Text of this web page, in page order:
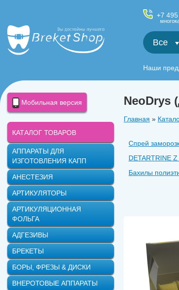
+7
Все
Наши
NeoDrys
Главная »
Спрей
DETARTRINE Z
Бахилы
NeoDrys
Мобильная версия
КАТАЛОГ ТОВАРОВ
АППАРАТЫ ДЛЯ
ИЗГОТОВЛЕНИЯ КАПП
АНЕСТЕЗИЯ
АРТИКУЛЯТОРЫ
АРТИКУЛЯЦИОННАЯ
ФОЛЬГА
АДГЕЗИВЫ
БРЕКЕТЫ
БОРЫ, ФРЕЗЫ & ДИСКИ
ВНЕРОТОВЫЕ АППАРАТЫ